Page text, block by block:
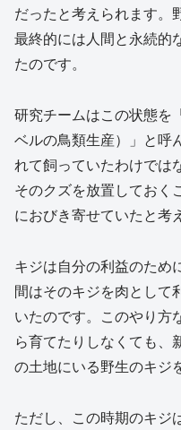
だったと考えられます。
最終的には人間と永続的
たのです。
研究チームはこの状態を
ベルの鳥類生産）」と呼
れて飼っていたわけでは
そのクズを放置しておく
におびき寄せていたと考
キジは自分の利益のため
間はそのキジを肉として
いたのです。このやり方
ら育てたりしなくても、
の土地にいる野生のキジ
ただし、この時期のキジ